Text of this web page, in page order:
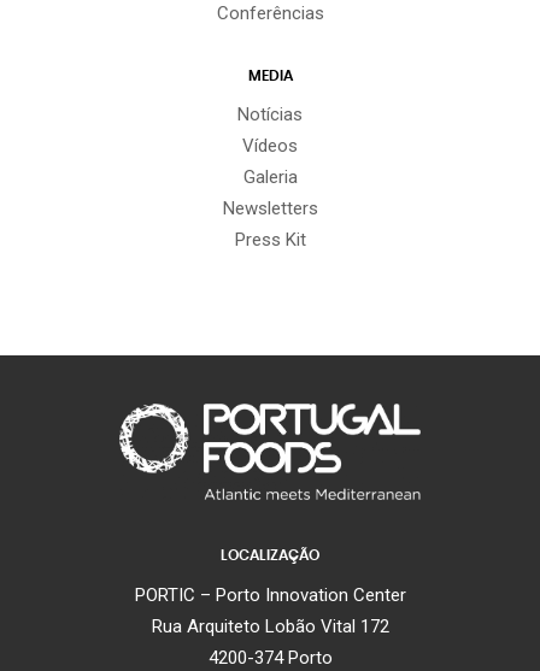
Conferências
MEDIA
Notícias
Vídeos
Galeria
Newsletters
Press Kit
LOCALIZAÇÃO
PORTIC – Porto Innovation Center
Rua Arquiteto Lobão Vital 172
4200-374 Porto